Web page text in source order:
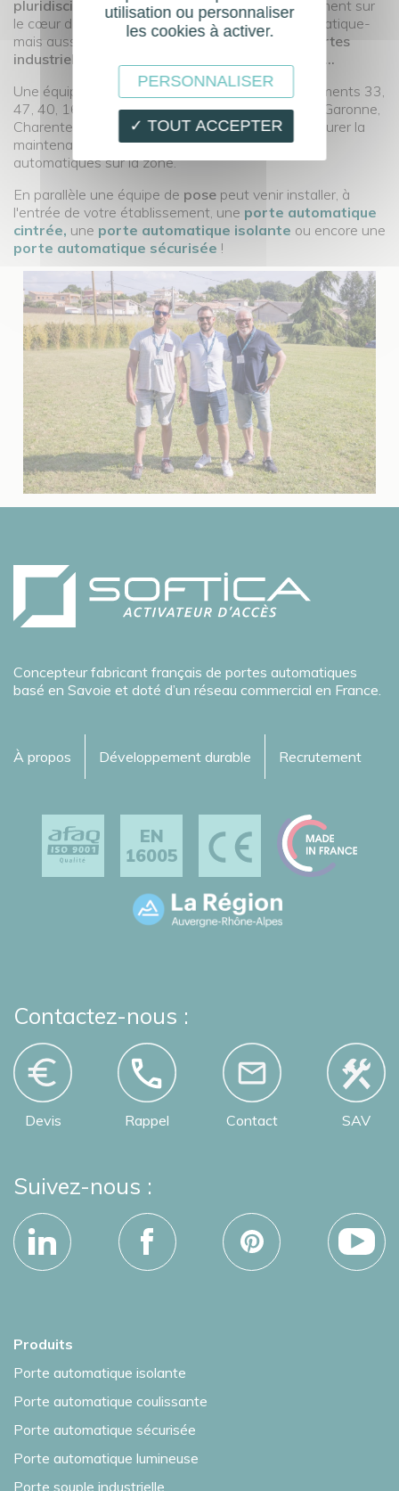
pluridisciplinaireavec des expertises non seulement sur
le cœur de produit de l'entreprise -la porte automatique-
mais aussi sur d'autres produits automatisés :
portes
industrielles, barrière et portails automatiques...
Une équipe de
maintenance couvre les départements 33,
47, 40, 16, 24 et 17 : Gironde, Dordogne, Lot-et-Garonne,
Charente, Charente-Maritime et Landes pour assurer la
maintenance et le dépannage d'équipements
automatiques sur la zone.
En parallèle une équipe de pose peut venir installer, à
l'entrée de votre établissement, une porte automatique
cintrée, une porte automatique isolante ou encore une
porte automatique sécurisée !
Concepteur fabricant français de portes automatiques
basé en Savoie et doté d’un réseau commercial en France.
À propos Développement durable Recrutement
EN
16005
Contactez-nous :
Devis Rappel Contact SAV
Suivez-nous :
Produits
Porte automatique isolante
Porte automatique coulissante
Porte automatique sécurisée
Porte automatique lumineuse
Porte souple industrielle
utilisation ou personnaliser
les cookies à activer.
✓ TOUT ACCEPTER
PERSONNALISER